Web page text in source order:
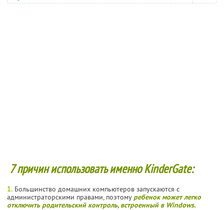
7 причин использовать именно KinderGate:
1. Большинство домашних компьютеров запускаются с
администраторскими правами, поэтому ребенок может легко
отключить родительский контроль, встроенный в Windows.